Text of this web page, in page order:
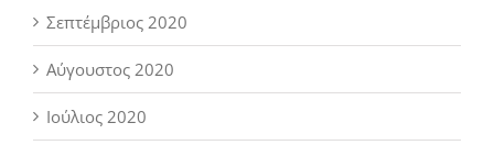
Σεπτέμβριος 2020
Αύγουστος 2020
Ιούλιος 2020